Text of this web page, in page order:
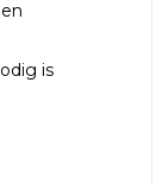
is